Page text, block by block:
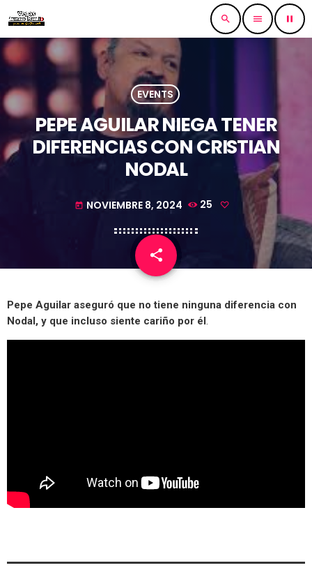
search menu pause
EVENTS
PEPE AGUILAR NIEGA TENER
DIFERENCIAS CON CRISTIAN
NODAL
today NOVIEMBRE 8, 2024 25
share
email
Pepe Aguilar aseguró que no tiene ninguna diferencia con
Nodal, y que incluso siente cariño por él.